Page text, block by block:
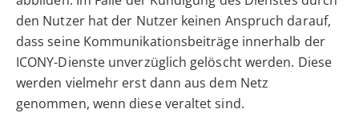
den Nutzer hat der Nutzer keinen Anspruch darauf,
dass seine Kommunikationsbeiträge innerhalb der
ICONY-Dienste unverzüglich gelöscht werden. Diese
werden vielmehr erst dann aus dem Netz
genommen, wenn diese veraltet sind.